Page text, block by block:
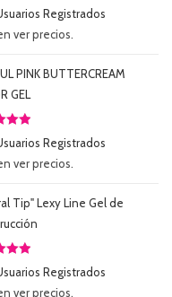
Registrados
ver precios.
PINK BUTTERCREAM
GEL
Registrados
ver precios.
Tip" Lexy Line Gel de
Registrados
ver precios.